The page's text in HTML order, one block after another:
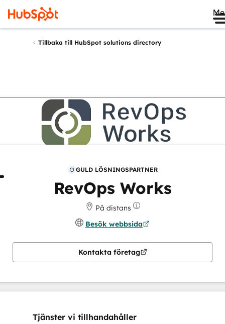
Tillbaka till HubSpot solutions directory
GULD LÖSNINGSPARTNER
RevOps Works
På distans
Besök webbsida
Kontakta företag
Tjänster vi tillhandahåller